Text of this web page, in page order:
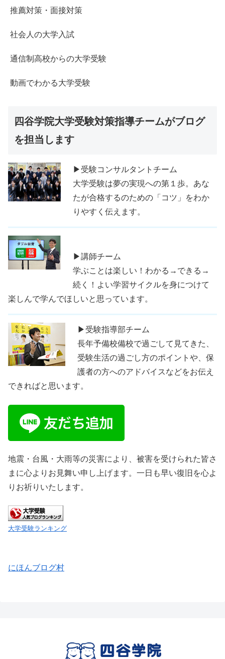
推薦対策・面接対策
社会人の大学入試
通信制高校からの大学受験
動画でわかる大学受験
四谷学院大学受験対策指導チームがブログ
を担当します
▶受験コンサルタントチーム
大学受験は夢の実現への第１歩。あな
たが合格するのための「コツ」をわか
りやすく伝えます。
▶講師チーム
学ぶことは楽しい！わかる→できる→
続く！よい学習サイクルを身につけて
楽しんで学んでほしいと思っています。
▶受験指導部チーム
長年予備校備校で過ごして見てきた、
受験生活の過ごし方のポイントや、保
護者の方へのアドバイスなどをお伝え
できればと思います。
地震・台風・大雨等の災害により、被害を受けられた皆さ
まに心よりお見舞い申し上げます。一日も早い復旧を心よ
りお祈りいたします。
大学受験ランキング
にほんブログ村